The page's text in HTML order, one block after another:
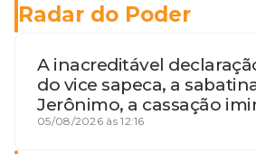
Radar do Poder
A inacreditável
do vice sapeca, a
Jerônimo, a cassação
desembargadora e a
05/08/2026 às 12:16